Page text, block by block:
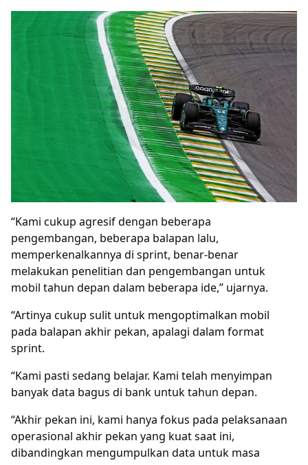
“Kami cukup agresif dengan beberapa
pengembangan, beberapa balapan lalu,
memperkenalkannya di sprint, benar-benar
melakukan penelitian dan pengembangan untuk
mobil tahun depan dalam beberapa ide,” ujarnya.
“Artinya cukup sulit untuk mengoptimalkan mobil
pada balapan akhir pekan, apalagi dalam format
sprint.
“Kami pasti sedang belajar. Kami telah menyimpan
banyak data bagus di bank untuk tahun depan.
“Akhir pekan ini, kami hanya fokus pada pelaksanaan
operasional akhir pekan yang kuat saat ini,
dibandingkan mengumpulkan data untuk masa